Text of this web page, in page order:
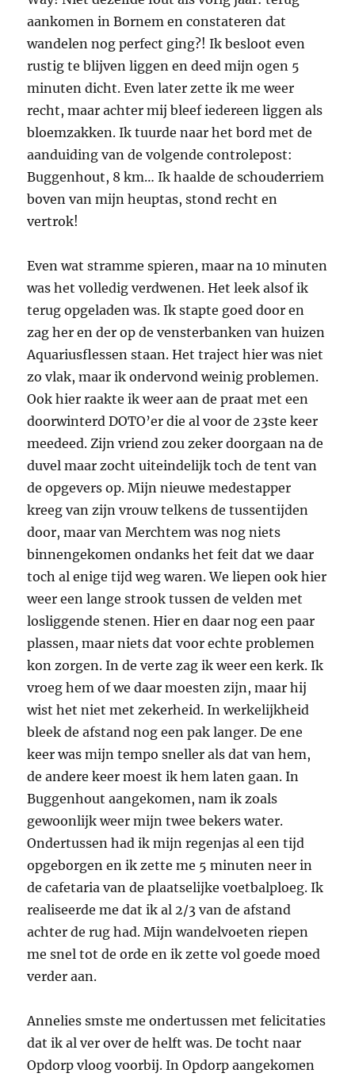
aankomen in Bornem en constateren dat
wandelen nog perfect ging?! Ik besloot even
rustig te blijven liggen en deed mijn ogen 5
minuten dicht. Even later zette ik me weer
recht, maar achter mij bleef iedereen liggen als
bloemzakken. Ik tuurde naar het bord met de
aanduiding van de volgende controlepost:
Buggenhout, 8 km… Ik haalde de schouderriem
boven van mijn heuptas, stond recht en
vertrok!
Even wat stramme spieren, maar na 10 minuten
was het volledig verdwenen. Het leek alsof ik
terug opgeladen was. Ik stapte goed door en
zag her en der op de vensterbanken van huizen
Aquariusflessen staan. Het traject hier was niet
zo vlak, maar ik ondervond weinig problemen.
Ook hier raakte ik weer aan de praat met een
doorwinterd DOTO’er die al voor de 23ste keer
meedeed. Zijn vriend zou zeker doorgaan na de
duvel maar zocht uiteindelijk toch de tent van
de opgevers op. Mijn nieuwe medestapper
kreeg van zijn vrouw telkens de tussentijden
door, maar van Merchtem was nog niets
binnengekomen ondanks het feit dat we daar
toch al enige tijd weg waren. We liepen ook hier
weer een lange strook tussen de velden met
losliggende stenen. Hier en daar nog een paar
plassen, maar niets dat voor echte problemen
kon zorgen. In de verte zag ik weer een kerk. Ik
vroeg hem of we daar moesten zijn, maar hij
wist het niet met zekerheid. In werkelijkheid
bleek de afstand nog een pak langer. De ene
keer was mijn tempo sneller als dat van hem,
de andere keer moest ik hem laten gaan. In
Buggenhout aangekomen, nam ik zoals
gewoonlijk weer mijn twee bekers water.
Ondertussen had ik mijn regenjas al een tijd
opgeborgen en ik zette me 5 minuten neer in
de cafetaria van de plaatselijke voetbalploeg. Ik
realiseerde me dat ik al 2/3 van de afstand
achter de rug had. Mijn wandelvoeten riepen
me snel tot de orde en ik zette vol goede moed
verder aan.
Annelies smste me ondertussen met felicitaties
dat ik al ver over de helft was. De tocht naar
Opdorp vloog voorbij. In Opdorp aangekomen